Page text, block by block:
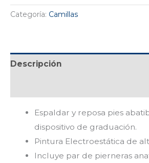
Categoría: Camillas
Descripción
Espaldar y reposa pies
dispositivo de graduación.
Pintura Electroestática de
Incluye par de pierneras